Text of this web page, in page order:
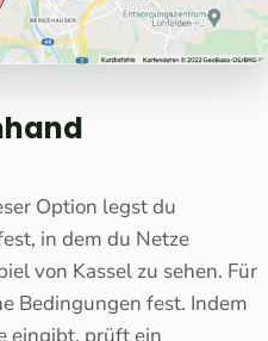
Option legst du
in dem du Netze
von Kassel zu sehen. Für
Bedingungen fest. Indem
eingibt, prüft ein